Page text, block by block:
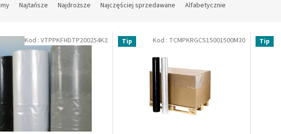
Najtańsze Najdroższe Najczęściej sprzedawane Alfabetycznie
Kod : VTPPKFHDTP200254K2 Tip Kod : TCMPKRGCS15001500M30 Tip